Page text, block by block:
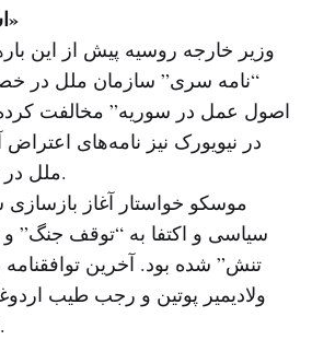
«استانداردها و اصول»
وزیر خارجه روسیه پیش از این
“نامه سری” سازمان ملل در
اصول عمل در سوریه” مخالفت کرده
در نیویورک نیز نامه‌های
ملل در نیویورک ارسال کرد.
موسکو خواستار آغاز بازسازی
سیاسی و اکتفا به “توقف جنگ”
تنش” شده بود. آخرین توافقنامه
اکتبر ماه گذشته بود.